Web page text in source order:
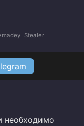
Stealer
необходимо